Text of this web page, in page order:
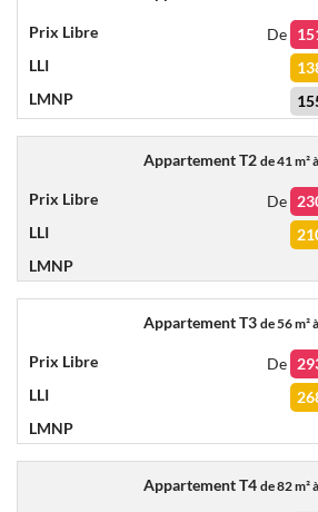
De
Appartement T2 de41 m²
De
Appartement T3 de56 m²
De
Appartement T4 de82 m²